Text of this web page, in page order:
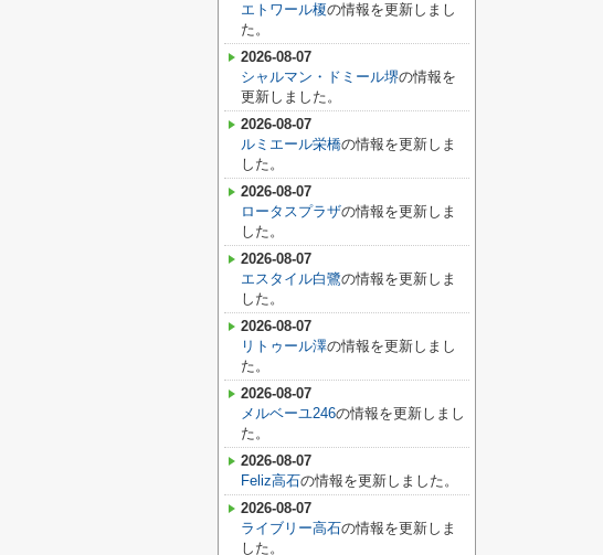
エトワール榎の情報を更新しまし
た。
2026-08-07
シャルマン・ドミール堺の情報を
更新しました。
2026-08-07
ルミエール栄橋の情報を更新しま
した。
2026-08-07
ロータスプラザの情報を更新しま
した。
2026-08-07
エスタイル白鷺の情報を更新しま
した。
2026-08-07
リトゥール澤の情報を更新しまし
た。
2026-08-07
メルベーユ246の情報を更新しまし
た。
2026-08-07
Feliz高石の情報を更新しました。
2026-08-07
ライブリー高石の情報を更新しま
した。